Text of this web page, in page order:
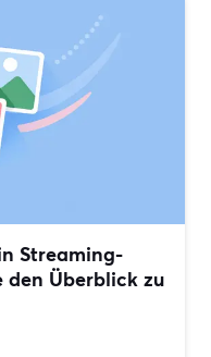
Streaming-
den Überblick zu